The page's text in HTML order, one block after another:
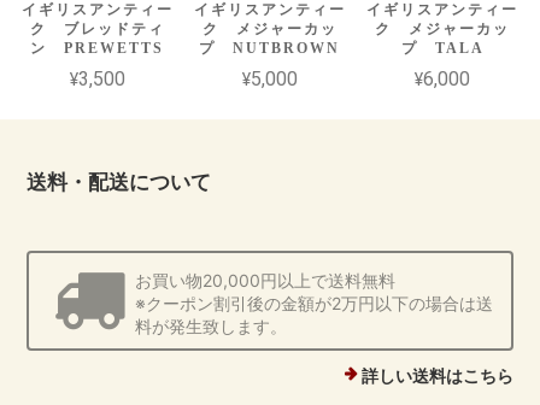
イギリスアンティー
ク ブレッドティ
ン PREWETTS
¥3,500
イギリスアンティー
ク メジャーカッ
プ NUTBROWN
¥5,000
イギリスアンティー
ク メジャーカッ
プ TALA
¥6,000
送料・配送について
お買い物20,000円以上で送料無料
※クーポン割引後の金額が2万円以下の場合は送
料が発生致します。
詳しい送料はこちら